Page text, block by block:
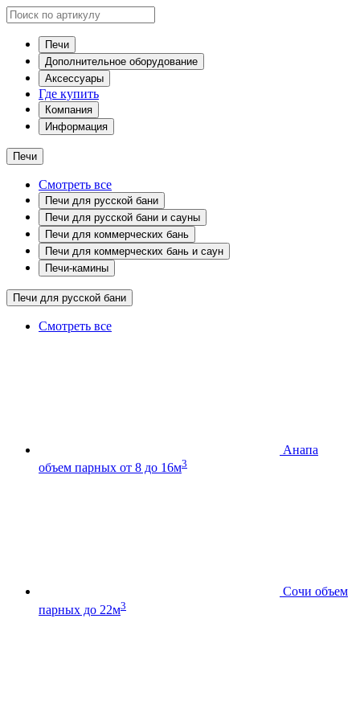
Печи
Дополнительное оборудование
Аксессуары
Где купить
Компания
Информация
Печи
Смотреть все
Печи для русской бани
Печи для русской бани и сауны
Печи для коммерческих бань
Печи для коммерческих бань и саун
Печи-камины
Печи для русской бани
Смотреть все
Анапа
объем парных от 8 до 16м3
Сочи объем
парных до 22м3